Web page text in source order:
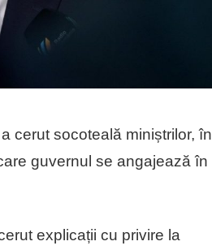
cerut socoteală miniștrilor, în
guvernul se angajează în
explicații cu privire la